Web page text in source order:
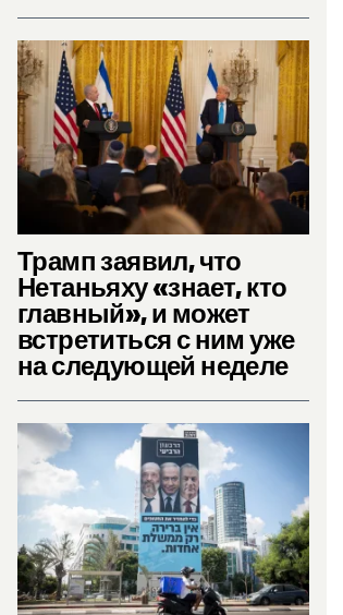
Трамп заявил, что
Нетаньяху «знает, кто
главный», и может
встретиться с ним уже
на следующей неделе